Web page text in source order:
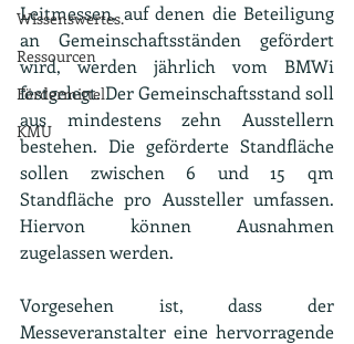
Wissenswertes.
Ressourcen
Fördermittel
KMU
Leitmessen, auf denen die Beteiligung
an Gemeinschaftsständen gefördert
wird, werden jährlich vom BMWi
festgelegt. Der Gemeinschaftsstand soll
aus mindestens zehn Ausstellern
bestehen. Die geförderte Standfläche
sollen zwischen 6 und 15 qm
Standfläche pro Aussteller umfassen.
Hiervon können Ausnahmen
zugelassen werden.
Vorgesehen ist, dass der
Messeveranstalter eine hervorragende